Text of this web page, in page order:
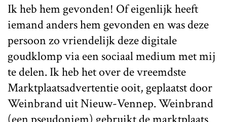
Ik heb hem gevonden! Of eigenlijk heeft
iemand anders hem gevonden en was deze
persoon zo vriendelijk deze digitale
goudklomp via een sociaal medium met mij
te delen. Ik heb het over de vreemdste
Marktplaatsadvertentie ooit, geplaatst door
Weinbrand uit Nieuw-Vennep. Weinbrand